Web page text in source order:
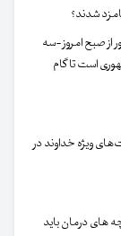
شدند؟
از صبح امروز -سه
است تا گام
ویژه خداوند در
های درمان باید